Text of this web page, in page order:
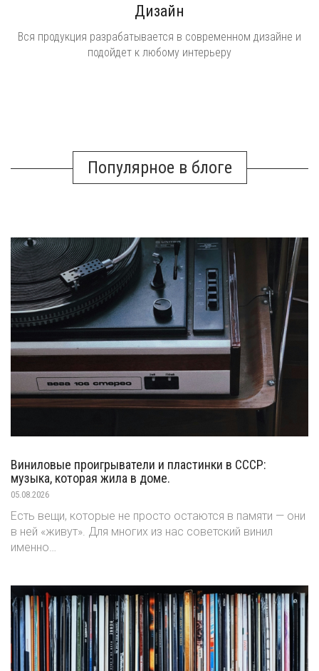
Дизайн
Вся продукция разрабатывается в современном дизайне и
подойдет к любому интерьеру
Популярное в блоге
Виниловые проигрыватели и пластинки в СССР:
музыка, которая жила в доме.
05.08.2026
Есть вещи, которые не просто остаются в памяти — они
в ней «живут». Для многих из нас советский винил
именно…